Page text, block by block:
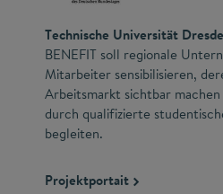
Technische Universität
BENEFIT soll regionale
Mitarbeiter sensibilisieren,
Arbeitsmarkt sichtbar
durch qualifizierte
begleiten.
Projektportait